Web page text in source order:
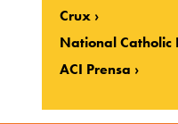
Crux
National Catholic
ACI Prensa